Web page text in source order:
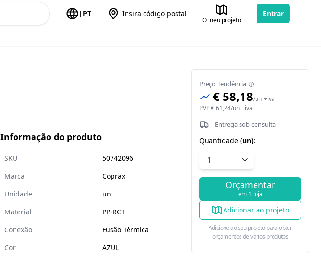
| PT Insira código postal
O meu projeto
Entrar
Informação do produto
SKU
50742096
Marca
Coprax
Unidade
un
Material
PP-RCT
Conexão
Fusão Térmica
Cor
AZUL
Preço Tendência
€ 58,18/un +iva
PVP€ 61,24/un +iva
Entrega sob consulta
Quantidade (un):
Orçamentar
em 1 loja
Adicionar ao projeto
Adicione ao seu projeto para obter
orçamentos de vários produtos